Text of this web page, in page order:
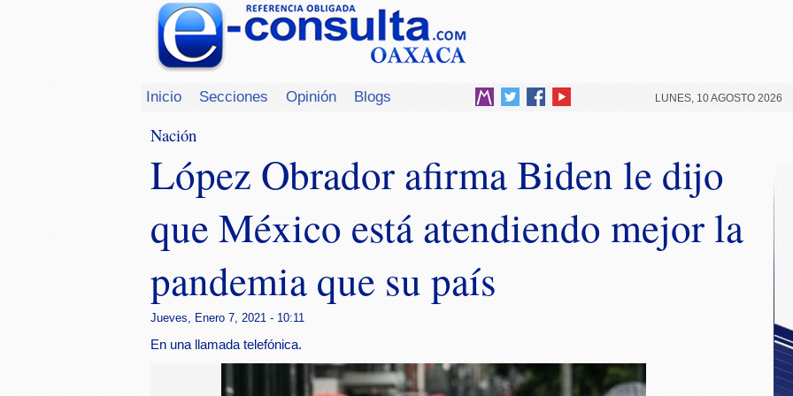
Inicio Secciones Opinión Blogs LUNES, 10 AGOSTO 2026
Nación
López Obrador afirma Biden le dijo
que México está atendiendo mejor la
pandemia que su país
Jueves, Enero 7, 2021 - 10:11
En una llamada telefónica.